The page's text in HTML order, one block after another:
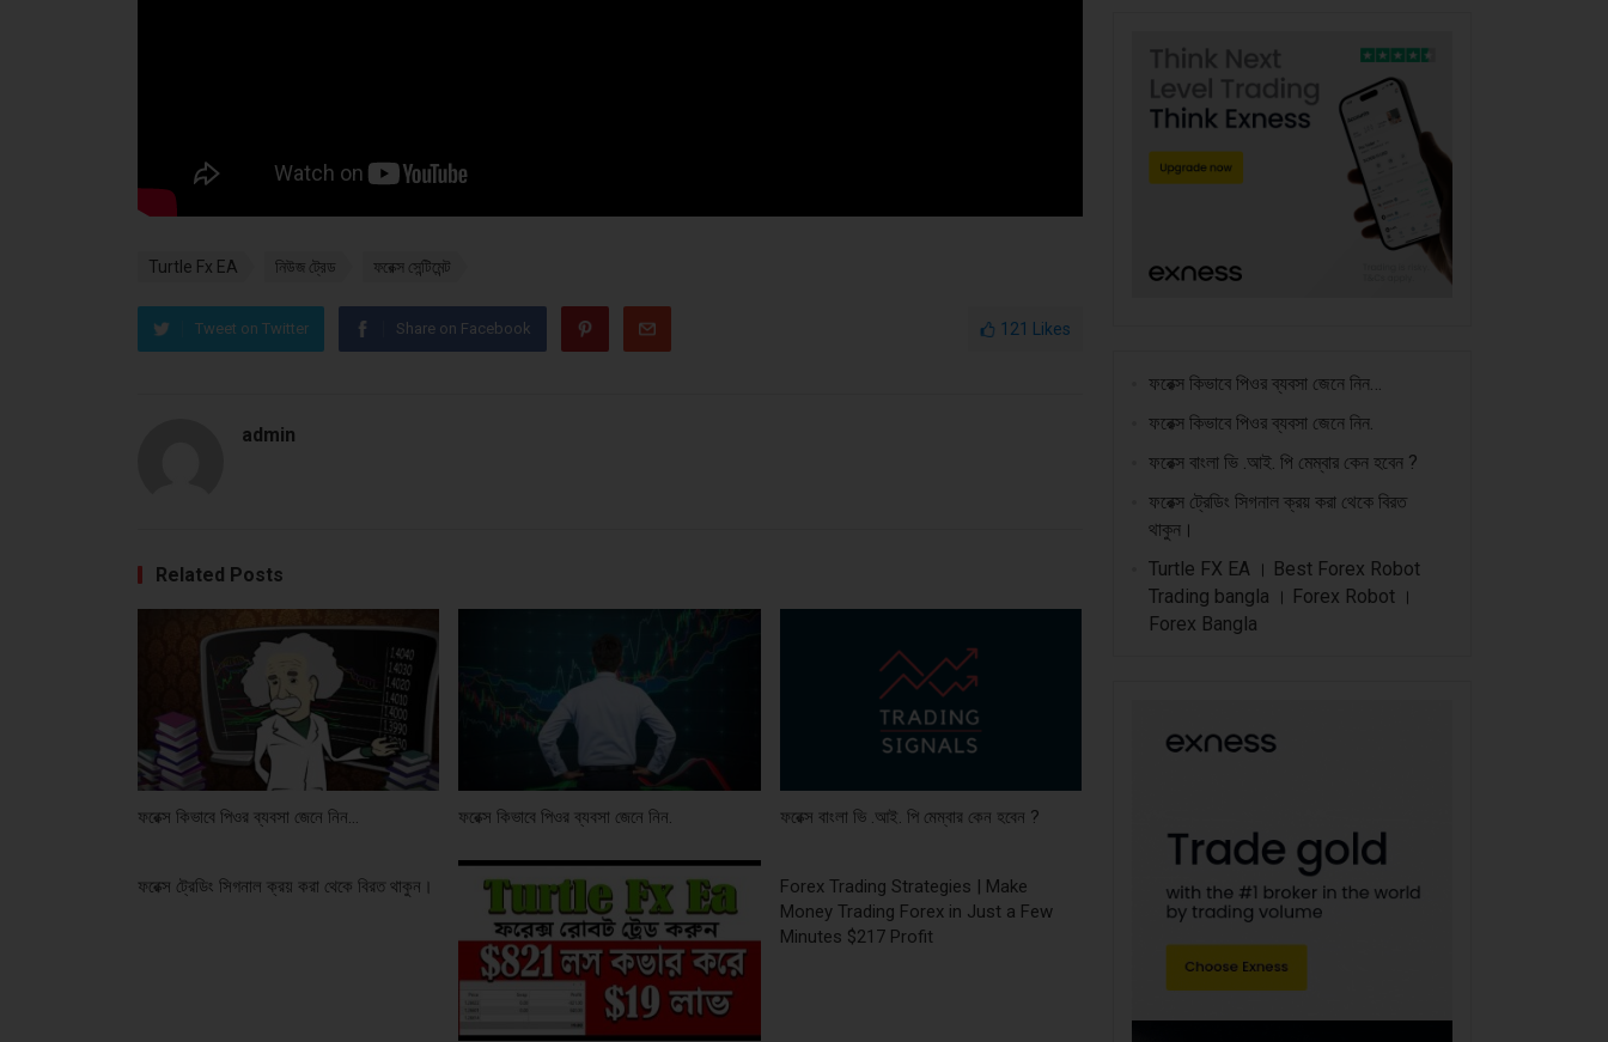
Turtle Fx EA নিউজ ট্রেড ফরেক্স সেন্টিমেন্ট
Tweet on Twitter Share on Facebook 121 Likes
admin
Related Posts
ফরেক্স কিভাবে পিওর ব্যবসা জেনে নিন… ফরেক্স কিভাবে পিওর ব্যবসা জেনে নিন. ফরেক্স বাংলা ভি .আই. পি মেম্বার কেন হবেন ?
ফরেক্স ট্রেডিং সিগনাল ক্রয় করা থেকে বিরত থাকুন।
Forex Trading Strategies | Make
Money Trading Forex in Just a Few
Minutes $217 Profit
ফরেক্স কিভাবে পিওর ব্যবসা জেনে নিন…
ফরেক্স কিভাবে পিওর ব্যবসা জেনে নিন.
ফরেক্স বাংলা ভি .আই. পি মেম্বার কেন হবেন ?
ফরেক্স ট্রেডিং সিগনাল ক্রয় করা থেকে বিরত
থাকুন।
Turtle FX EA । Best Forex Robot
Trading bangla । Forex Robot ।
Forex Bangla